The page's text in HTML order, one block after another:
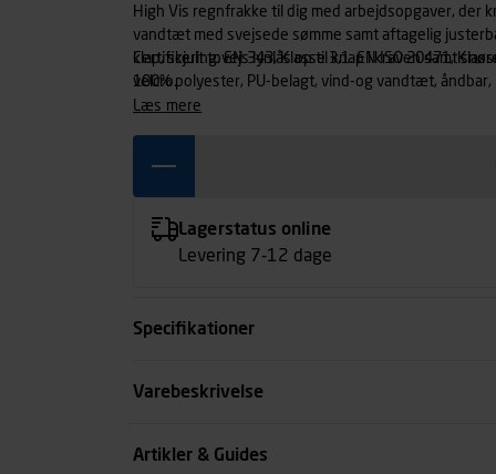
High Vis regnfrakke til dig med arbejdsopgaver,
vandtæt med svejsede sømme samt aftagelig
klap, skjult tovejs lynlås op til knap i kraven samt
velcro.
Certificering: EN 343, Klasse 3,1. EN ISO 20471,
100% polyester, PU-belagt, vind-og vandtæt, åndbar,
læs mere
Lagerstatus online
Levering 7-12 dage
Specifikationer
Størrelse
Varebeskrivelse
Artikler & Guides